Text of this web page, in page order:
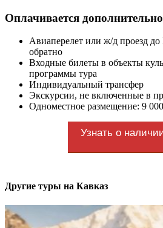
Оплачивается
Авиаперелет или ж/д проезд
обратно
Входные билеты в объекты
программы тура
Индивидуальный трансфер
Экскурсии, не включенные в
Одноместное размещение: 9
Узнать о
Другие туры на Кавказ